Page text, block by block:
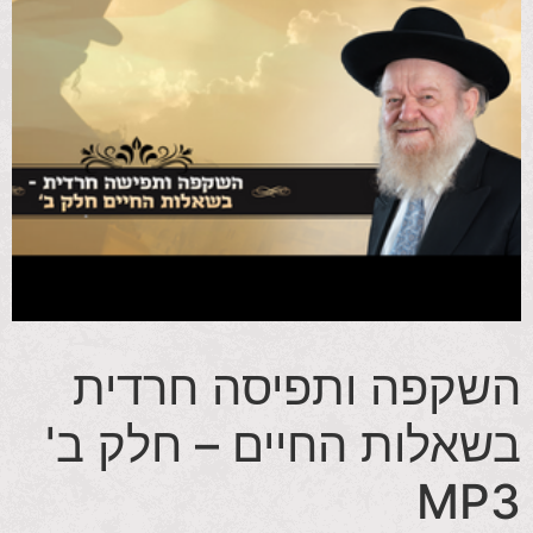
השקפה ותפיסה חרדית
בשאלות החיים – חלק ב'
MP3